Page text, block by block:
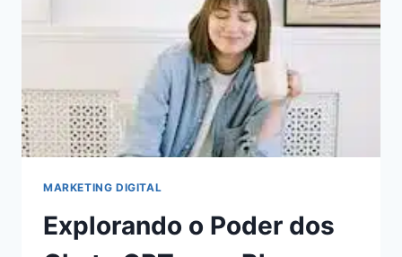
RECEITA
MARKETING DIGITAL
Explorando o Poder dos